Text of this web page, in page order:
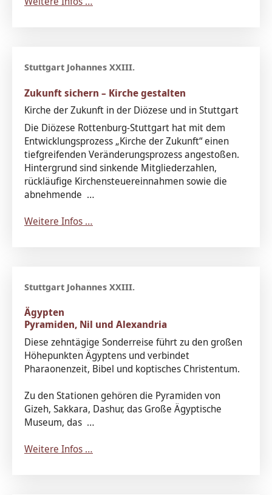
Zukunft sichern – Kirche gestalten
Kirche der Zukunft in der Diözese und in Stuttgart
Die Diözese Rottenburg-Stuttgart hat mit dem
Entwicklungsprozess „Kirche der Zukunft“ einen
tiefgreifenden Veränderungsprozess angestoßen.
Hintergrund sind sinkende Mitgliederzahlen,
rückläufige Kirchensteuereinnahmen sowie die
abnehmende …
Weitere Infos …
Ägypten
Pyramiden, Nil und Alexandria
Diese zehntägige Sonderreise führt zu den großen
Höhepunkten Ägyptens und verbindet
Pharaonenzeit, Bibel und koptisches Christentum.
Zu den Stationen gehören die Pyramiden von
Gizeh, Sakkara, Dashur, das Große Ägyptische
Museum, das …
Weitere Infos …